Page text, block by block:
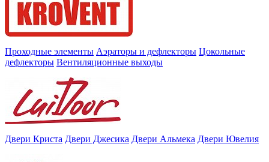
Проходные элементы Аэраторы и дефлекторы Цокольные
дефлекторы Вентиляционные выходы
Двери Криста Двери Джесика Двери Альмека Двери Ювелия